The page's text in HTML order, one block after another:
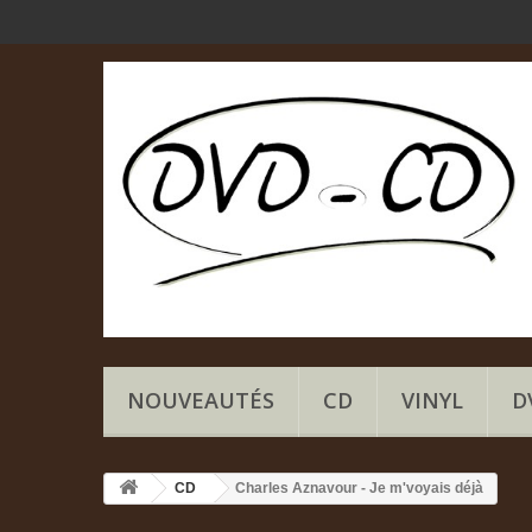
NOUVEAUTÉS CD VINYL
CD Charles Aznavour - Je m'voyais déjà